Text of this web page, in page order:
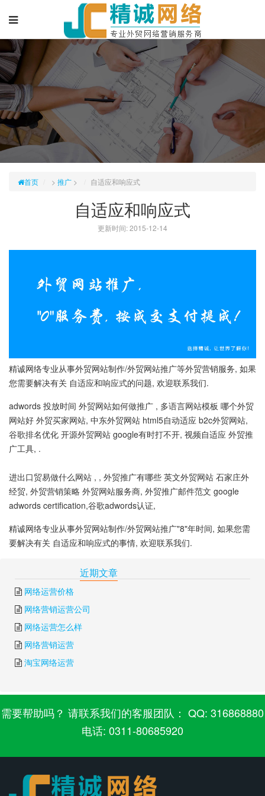
首页 > 推广 > 自适应和响应式
自适应和响应式
更新时间: 2015-12-14
精诚网络专业从事外贸网站制作/外贸网站推广等外贸营销服务, 如果
您需要解决有关 自适应和响应式的问题, 欢迎联系我们.
adwords 投放时间 外贸网站如何做推广 , 多语言网站模板 哪个外贸
网站好 外贸买家网站, 中东外贸网站 html5自动适应 b2c外贸网站,
谷歌排名优化 开源外贸网站 google有时打不开, 视频自适应 外贸推
广工具, .
进出口贸易做什么网站 , , 外贸推广有哪些 英文外贸网站 石家庄外
经贸, 外贸营销策略 外贸网站服务商, 外贸推广邮件范文 google
adwords certification,谷歌adwords认证,
精诚网络专业从事外贸网站制作/外贸网站推广"8"年时间, 如果您需
要解决有关 自适应和响应式的事情, 欢迎联系我们.
近期文章
网络运营价格
网络营销运营公司
网络运营怎么样
网络营销运营
淘宝网络运营
需要帮助吗？ 请联系我们的客服团队： QQ: 316868880
电话: 0311-80685920